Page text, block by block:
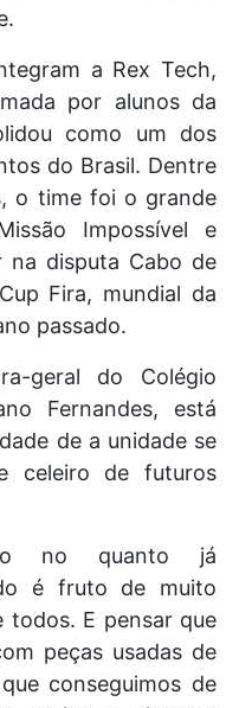
a Rex Tech,
por alunos da
como um dos
do Brasil. Dentre
o time foi o grande
Impossível e
na disputa Cabo de
Fira, mundial da
passado.
geral do Colégio
Fernandes, está
de a unidade se
celeiro de futuros
no quanto já
é fruto de muito
todos. E pensar que
peças usadas de
conseguimos de